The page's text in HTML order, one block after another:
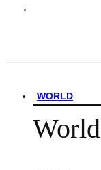
WORLD
World